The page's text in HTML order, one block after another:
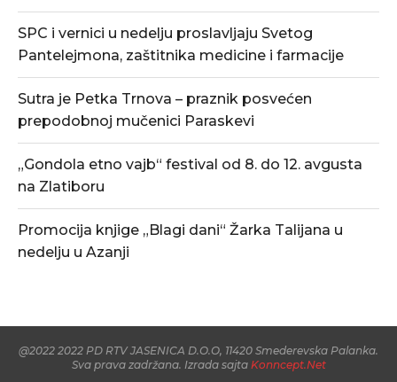
SPC i vernici u nedelju proslavljaju Svetog
Pantelejmona, zaštitnika medicine i farmacije
Sutra je Petka Trnova – praznik posvećen
prepodobnoj mučenici Paraskevi
„Gondola etno vajb“ festival od 8. do 12. avgusta
na Zlatiboru
Promocija knjige „Blagi dani“ Žarka Talijana u
nedelju u Azanji
@2022 2022 PD RTV JASENICA D.O.O, 11420 Smederevska Palanka.
Sva prava zadržana. Izrada sajta Konncept.Net